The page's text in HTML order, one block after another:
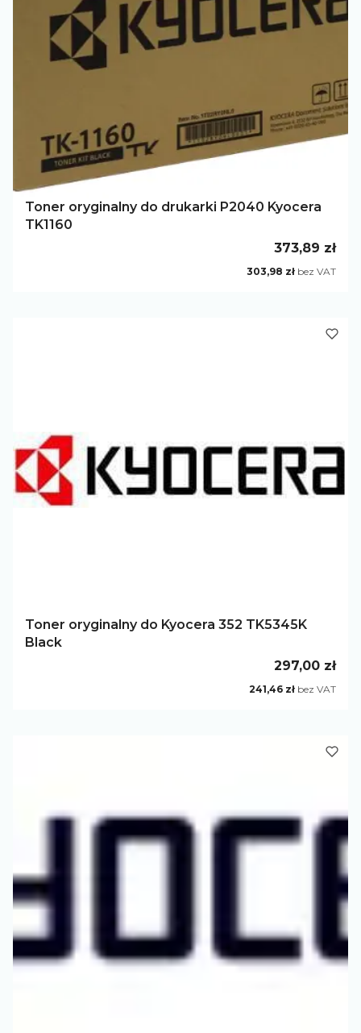
Toner oryginalny do drukarki P2040 Kyocera
TK1160
Cena
373,89 zł
Cena
303,98 zł bez VAT
Toner oryginalny do Kyocera 352 TK5345K
Black
Cena
297,00 zł
Cena
241,46 zł bez VAT